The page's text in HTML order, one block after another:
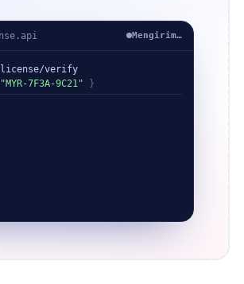
Mengirim…
verify
"MYR-7F3A-9C21" }